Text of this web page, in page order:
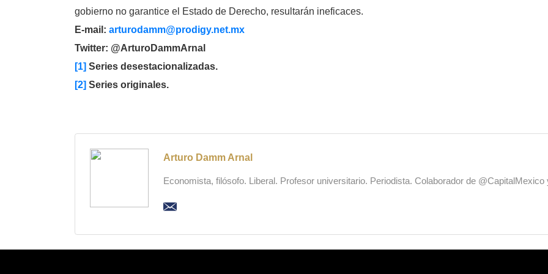
gobierno no garantice el Estado de Derecho, resultarán ineficaces.
E-mail: arturodamm@prodigy.net.mx
Twitter: @ArturoDammArnal
[1] Series desestacionalizadas.
[2] Series originales.
Arturo Damm Arnal
Economista, filósofo. Liberal. Profesor universitario. Periodista. Colaborador de